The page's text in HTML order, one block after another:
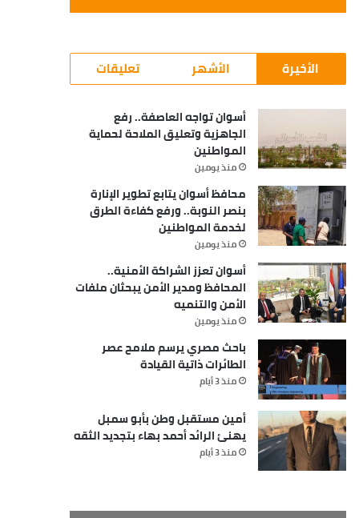
الأخيرة الأشهر تعليقات
أسوان تواجه العاصفة.. رفع
الجاهزية وتعليق الملاحة لحماية
المواطنين
منذ يومين
محافظ أسوان يتابع تطوير الإنارة
بنصر النوبة.. ورفع كفاءة الطرق
لخدمة المواطنين
منذ يومين
أسوان تعزز الشراكة الأمنية..
المحافظ ومدير الأمن يبحثان ملفات
الأمن والتنميه
منذ يومين
باحث مصري يرسم ملامح عصر
الطائرات ذاتية القيادة
منذ 3 أيام
أمين مستقبل وطن بأبو سمبل
يهنئ الرائد أحمد بهاء بتجديد الثقه
منذ 3 أيام